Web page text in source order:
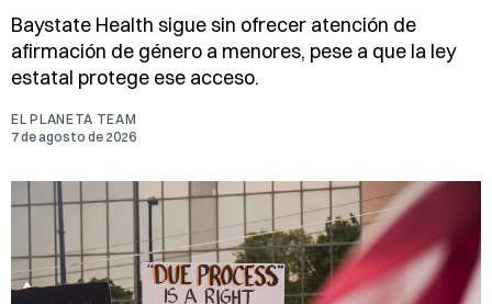
Baystate Health sigue sin ofrecer atención de
afirmación de género a menores, pese a que la ley
estatal protege ese acceso.
EL PLANETA TEAM
7 de agosto de 2026